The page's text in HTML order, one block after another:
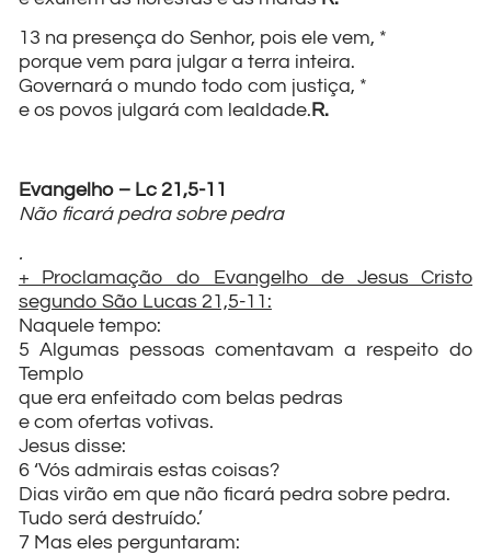
13 na presença do Senhor, pois ele vem, *
porque vem para julgar a terra inteira.
Governará o mundo todo com justiça, *
e os povos julgará com lealdade.R.
Evangelho – Lc 21,5-11
Não ficará pedra sobre pedra
.
+ Proclamação do Evangelho de Jesus Cristo
segundo São Lucas 21,5-11:
Naquele tempo:
5 Algumas pessoas comentavam a respeito do
Templo
que era enfeitado com belas pedras
e com ofertas votivas.
Jesus disse:
6 ‘Vós admirais estas coisas?
Dias virão em que não ficará pedra sobre pedra.
Tudo será destruído.’
7 Mas eles perguntaram: